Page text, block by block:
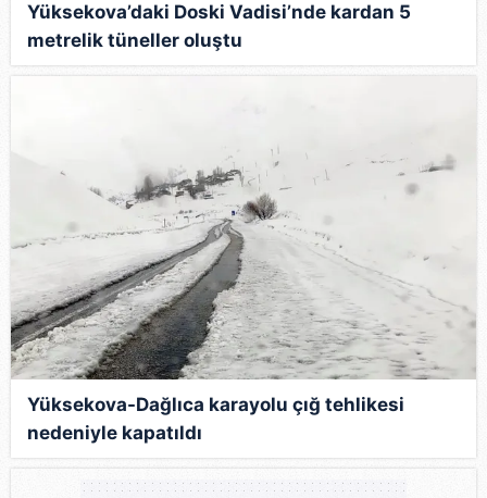
Yüksekova’daki Doski Vadisi’nde kardan 5
metrelik tüneller oluştu
Yüksekova-Dağlıca karayolu çığ tehlikesi
nedeniyle kapatıldı